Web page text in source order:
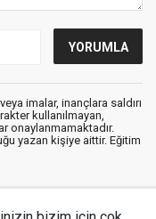
imalar, inançlara saldırı
kullanılmayan,
onaylanmamaktadır.
yazan kişiye aittir. Eğitim